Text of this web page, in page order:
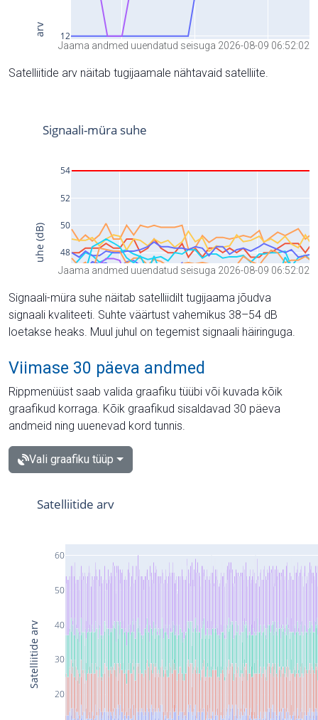
Jaama andmed uuendatud seisuga 2026-08-09 06:52:02
Satelliitide arv näitab tugijaamale nähtavaid satelliite.
Jaama andmed uuendatud seisuga 2026-08-09 06:52:02
Signaali-müra suhe näitab satelliidilt tugijaama jõudva
signaali kvaliteeti. Suhte väärtust vahemikus 38–54 dB
loetakse heaks. Muul juhul on tegemist signaali häiringuga.
Viimase 30 päeva andmed
Rippmenüüst saab valida graafiku tüübi või kuvada kõik
graafikud korraga. Kõik graafikud sisaldavad 30 päeva
andmeid ning uuenevad kord tunnis.
Vali graafiku tüüp
20
30
40
50
60
Satelliitide arv
Satelliitide arv